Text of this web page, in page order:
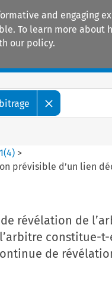
and engaging
To learn more about
our policy.
(4) >
prévisible d’un lien
révélation de
constitue-
de